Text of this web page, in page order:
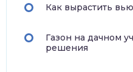
Как вырастить
Газон на дачном
решения